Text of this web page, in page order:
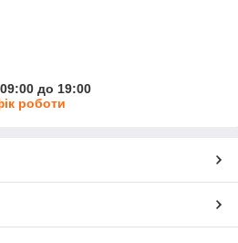
до 19:00
роботи